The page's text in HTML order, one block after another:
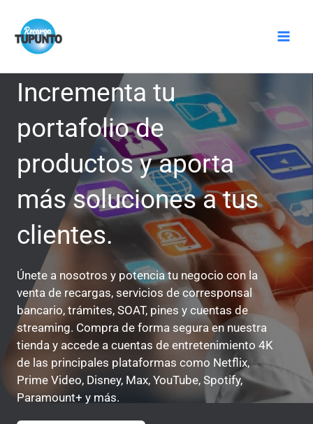
contenido
Incrementa tu
portafolio de
productos y aporta
más soluciones a tus
clientes.
Únete a nosotros y potencia tu negocio con la
venta de recargas, servicios de corresponsal
bancario, trámites, SOAT, pines y cuentas de
streaming. Compra de forma segura en nuestra
tienda y accede a cuentas de entretenimiento 4K
de las principales plataformas como Netflix,
Prime Video, Disney, Max, YouTube, Spotify,
Paramount+ y más.